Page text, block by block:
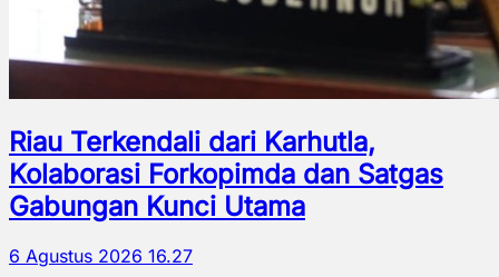
Riau Terkendali dari Karhutla,
Kolaborasi Forkopimda dan Satgas
Gabungan Kunci Utama
6 Agustus 2026 16.27